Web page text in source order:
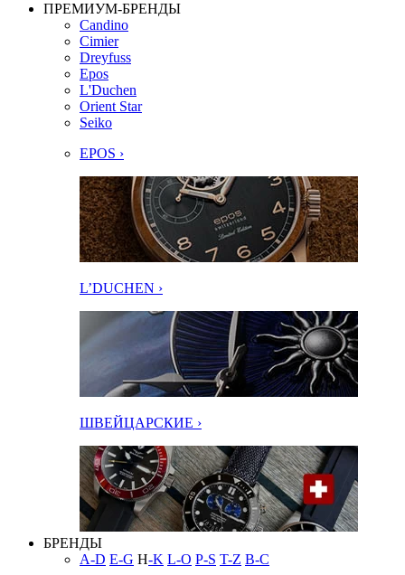
ПРЕМИУМ-БРЕНДЫ
Candino
Cimier
Dreyfuss
Epos
L'Duchen
Orient Star
Seiko
EPOS ›
L’DUCHEN ›
ШВЕЙЦАРСКИЕ ›
БРЕНДЫ
A-D E-G H-K L-O P-S T-Z В-С